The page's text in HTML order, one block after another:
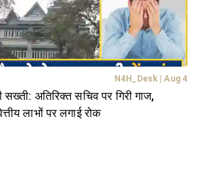
N4H_Desk | Aug 4
सख्ती: अतिरिक्त सचिव पर गिरी गाज,
लाभों पर लगाई रोक